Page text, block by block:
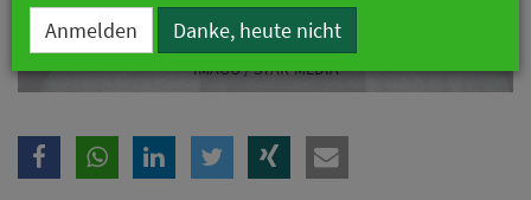
Johann Lafer hat Krebs und spricht über Chemotherapie. Foto:
IMAGO / STAR-MEDIA
Anmelden Danke, heute nicht